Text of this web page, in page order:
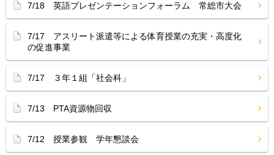
7/18 英語プレゼンテーションフォーラム 常総市大会
7/17 アスリート派遣等による体育授業の充実・高度化
の促進事業
7/17 ３年１組「社会科」
7/13 PTA資源物回収
7/12 授業参観 学年懇談会